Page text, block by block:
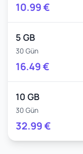
10.99€
5 GB
30 Gün
16.49€
10 GB
30 Gün
32.99€